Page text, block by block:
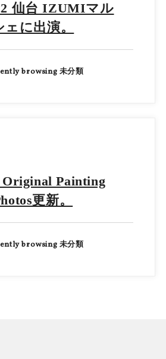
仙台 IZUMIマル
ェに出演。
browsing 未分類
Original Painting
更新。
browsing 未分類